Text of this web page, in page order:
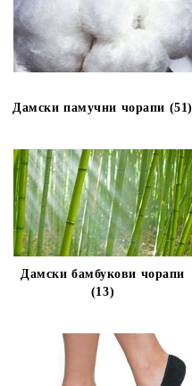
Дамски памучни чорапи (51)
Дамски бамбукови чорапи
(13)